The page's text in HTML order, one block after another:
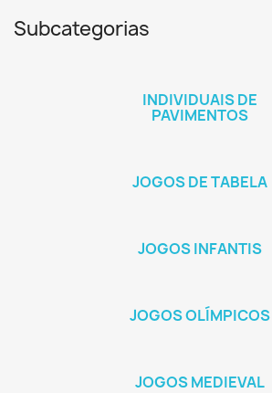
Subcategorias
INDIVIDUAIS DE
PAVIMENTOS
JOGOS DE TABELA
JOGOS INFANTIS
JOGOS OLÍMPICOS
JOGOS MEDIEVAL